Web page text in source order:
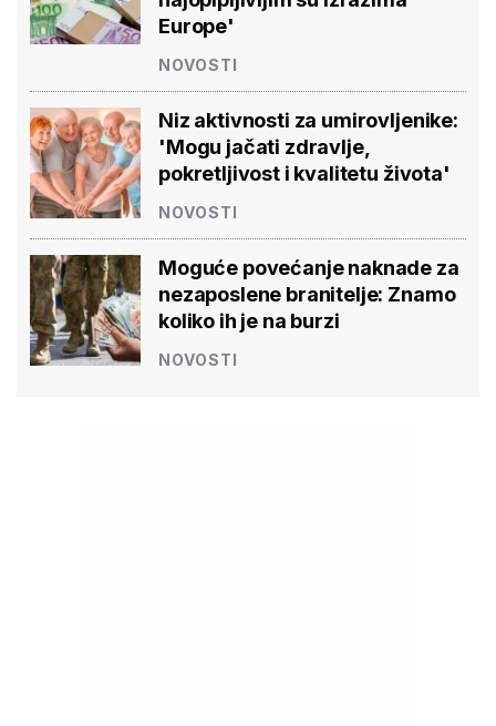
Europe'
NOVOSTI
Niz aktivnosti za umirovljenike:
'Mogu jačati zdravlje,
pokretljivost i kvalitetu života'
NOVOSTI
Moguće povećanje naknade za
nezaposlene branitelje: Znamo
koliko ih je na burzi
NOVOSTI